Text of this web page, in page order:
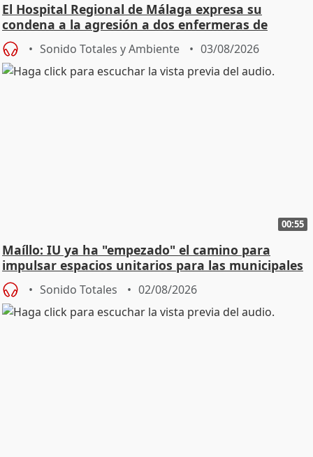
El Hospital Regional de Málaga expresa su
condena a la agresión a dos enfermeras de
Urgencias
Sonido Totales y Ambiente 03/08/2026
00:55
Maíllo: IU ya ha "empezado" el camino para
impulsar espacios unitarios para las municipales
Sonido Totales 02/08/2026